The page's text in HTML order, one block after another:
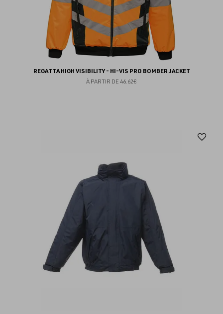
REGATTA HIGH VISIBILITY - HI-VIS PRO BOMBER JACKET
À PARTIR DE 46.62€